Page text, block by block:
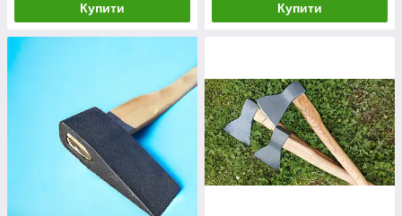
Купити Купити